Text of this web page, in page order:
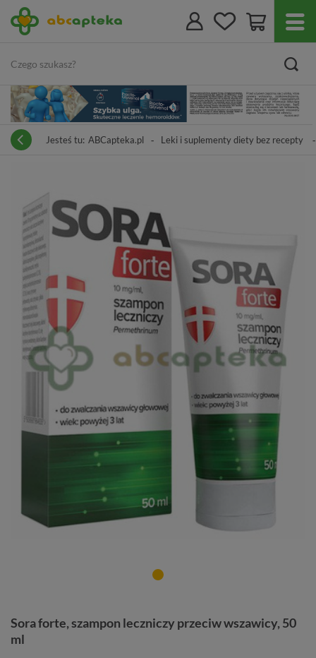
Jesteś tu: ABCapteka.pl Leki i suplementy diety bez recepty
Sora forte, szampon leczniczy przeciw wszawicy, 50
ml